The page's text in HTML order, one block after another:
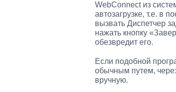
WebConnect из
автозагрузке, т.е. в
вызвать Диспетчер
нажать кнопку
обезвредит его.
Если подобной
обычным путем,
вручную.